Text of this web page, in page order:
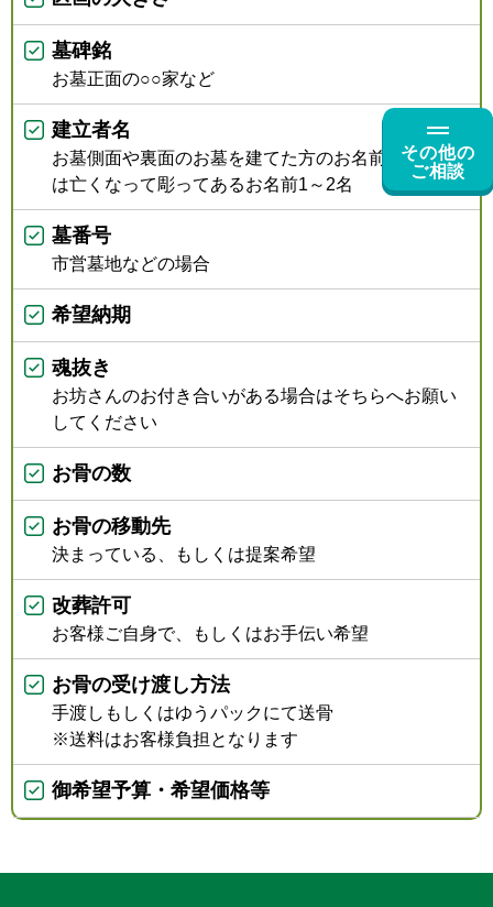
墓碑銘
お墓正面の○○家など
建立者名
お墓側面や裏面のお墓を建てた方のお名前、もしく
は亡くなって彫ってあるお名前1～2名
墓番号
市営墓地などの場合
希望納期
魂抜き
お坊さんのお付き合いがある場合はそちらへお願い
してください
お骨の数
お骨の移動先
決まっている、もしくは提案希望
改葬許可
お客様ご自身で、もしくはお手伝い希望
お骨の受け渡し方法
手渡しもしくはゆうパックにて送骨
※送料はお客様負担となります
御希望予算・希望価格等
その他の
ご相談